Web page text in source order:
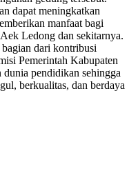
dapat meningkatkan
manfaat bagi
Ledong dan sekitarnya.
dari kontribusi
Pemerintah Kabupaten
dunia pendidikan sehingga
berkualitas, dan berdaya